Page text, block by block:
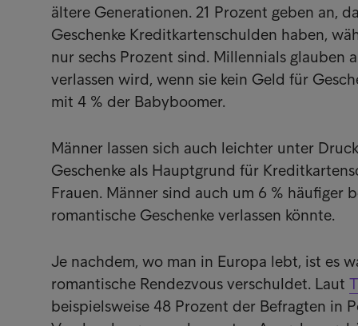
ältere Generationen. 21 Prozent geben an,
Geschenke Kreditkartenschulden haben,
nur sechs Prozent sind. Millennials glauben
verlassen wird, wenn sie kein Geld für
mit 4 % der Babyboomer.
Männer lassen sich auch leichter unter
Geschenke als Hauptgrund für
Frauen. Männer sind auch um 6 % häufiger
romantische Geschenke verlassen könnte.
Je nachdem, wo man in Europa lebt, ist es
romantische Rendezvous verschuldet. Laut
beispielsweise 48 Prozent der Befragten in